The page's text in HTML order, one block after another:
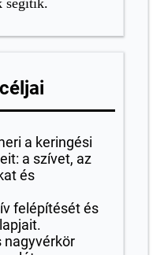
segítik.
a keringési
a szívet, az
és
felépítését és
nagyvérkör